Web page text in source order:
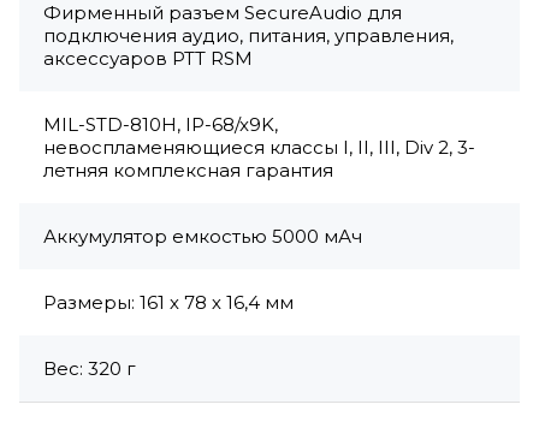
Фирменный разъем SecureAudio для
подключения аудио, питания, управления,
аксессуаров PTT RSM
MIL-STD-810H, IP-68/x9K,
невоспламеняющиеся классы I, II, III, Div 2, 3-
летняя комплексная гарантия
Аккумулятор емкостью 5000 мАч
Размеры: 161 х 78 х 16,4 мм
Вес: 320 г